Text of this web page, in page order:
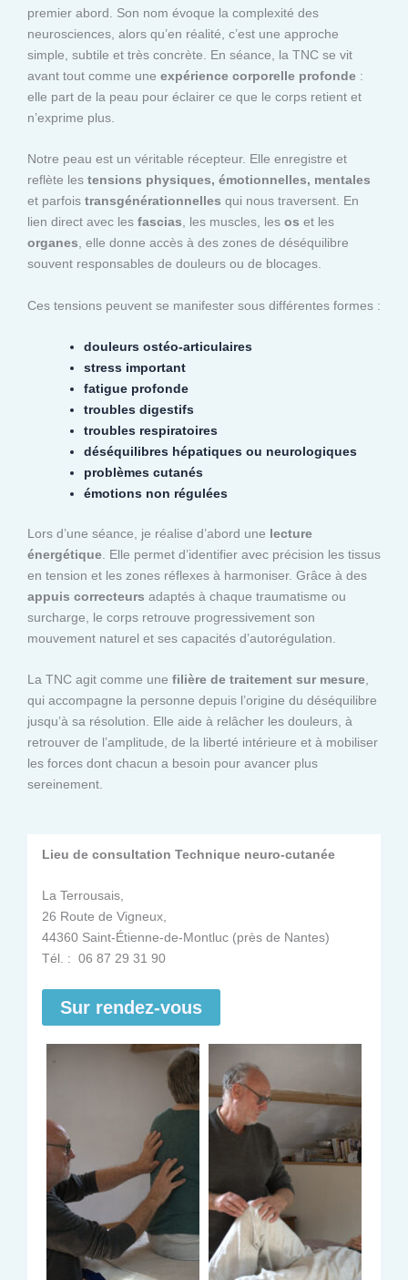
premier abord. Son nom évoque la complexité des
neurosciences, alors qu’en réalité, c’est une approche
simple, subtile et très concrète. En séance, la TNC se vit
avant tout comme une expérience corporelle profonde :
elle part de la peau pour éclairer ce que le corps retient et
n’exprime plus.
Notre peau est un véritable récepteur. Elle enregistre et
reflète les tensions physiques, émotionnelles, mentales
et parfois transgénérationnelles qui nous traversent. En
lien direct avec les fascias, les muscles, les os et les
organes, elle donne accès à des zones de déséquilibre
souvent responsables de douleurs ou de blocages.
Ces tensions peuvent se manifester sous différentes formes :
douleurs ostéo-articulaires
stress important
fatigue profonde
troubles digestifs
troubles respiratoires
déséquilibres hépatiques ou neurologiques
problèmes cutanés
émotions non régulées
Lors d’une séance, je réalise d’abord une lecture
énergétique . Elle permet d’identifier avec précision les tissus
en tension et les zones réflexes à harmoniser. Grâce à des
appuis correcteurs adaptés à chaque traumatisme ou
surcharge, le corps retrouve progressivement son
mouvement naturel et ses capacités d’autorégulation.
La TNC agit comme une filière de traitement sur mesure,
qui accompagne la personne depuis l’origine du déséquilibre
jusqu’à sa résolution. Elle aide à relâcher les douleurs, à
retrouver de l’amplitude, de la liberté intérieure et à mobiliser
les forces dont chacun a besoin pour avancer plus
sereinement.
Lieu de consultation Technique neuro-cutanée
La Terrousais,
26 Route de Vigneux,
44360 Saint-Étienne-de-Montluc (près de Nantes)
Tél. : 06 87 29 31 90
Sur rendez-vous